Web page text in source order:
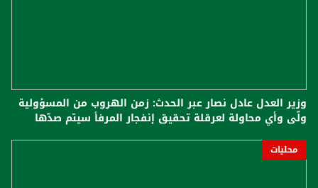
وزير العدل عادل نصار عبر الحدث: زمن الهروب من المسؤولية
ولّى وأي محاولة لعرقلة تحقيق إنفجار المرفأ سيتم صدّها
محليات